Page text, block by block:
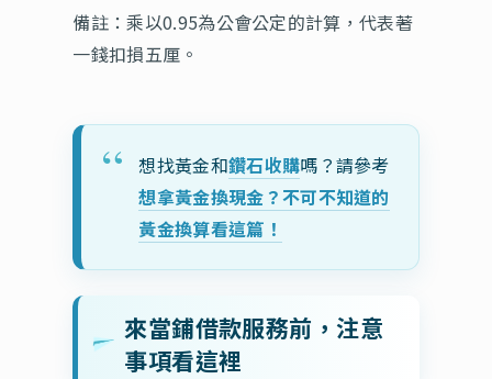
備註：乘以0.95為公會公定的計算，代表著
一錢扣損五厘。
想找黃金和鑽石收購嗎？請參考
想拿黃金換現金？不可不知道的
黃金換算看這篇！
來當鋪借款服務前，注意
事項看這裡